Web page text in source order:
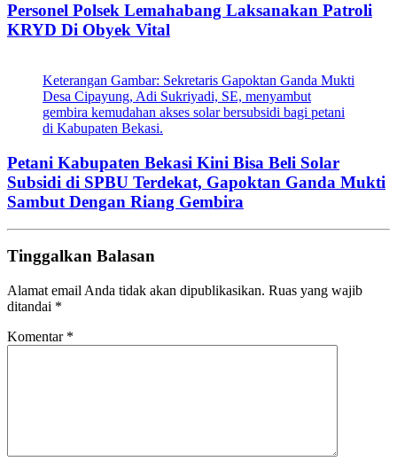
Personel Polsek Lemahabang Laksanakan Patroli
KRYD Di Obyek Vital
Keterangan Gambar: Sekretaris Gapoktan Ganda Mukti
Desa Cipayung, Adi Sukriyadi, SE, menyambut
gembira kemudahan akses solar bersubsidi bagi petani
di Kabupaten Bekasi.
Petani Kabupaten Bekasi Kini Bisa Beli Solar
Subsidi di SPBU Terdekat, Gapoktan Ganda Mukti
Sambut Dengan Riang Gembira
Tinggalkan Balasan
Alamat email Anda tidak akan dipublikasikan. Ruas yang wajib
ditandai *
Komentar *